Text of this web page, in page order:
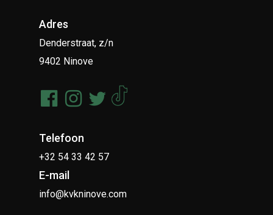
Adres
Denderstraat, z/n
9402 Ninove
Telefoon
+32 54 33 42 57
E-mail
info@kvkninove.com